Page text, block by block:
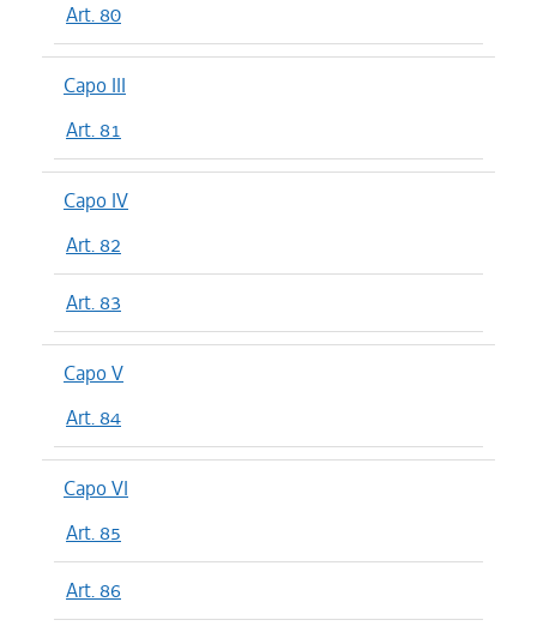
Art. 80
Capo III
Art. 81
Capo IV
Art. 82
Art. 83
Capo V
Art. 84
Capo VI
Art. 85
Art. 86